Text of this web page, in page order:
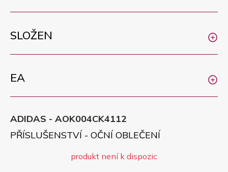
SLOŽEN
EA
ADIDAS - AOK004CK4112
PŘÍSLUŠENSTVÍ - OČNÍ OBLEČENÍ
produkt není k dispozic